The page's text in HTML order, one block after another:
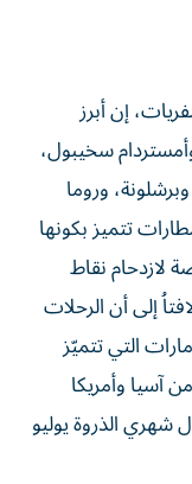
إن أبرز
سخيبول،
وروما
تتميز بكونها
لازدحام نقاط
إلى أن الرحلات
التي تتميّز
آسيا وأمريكا
شهري الذروة يوليو